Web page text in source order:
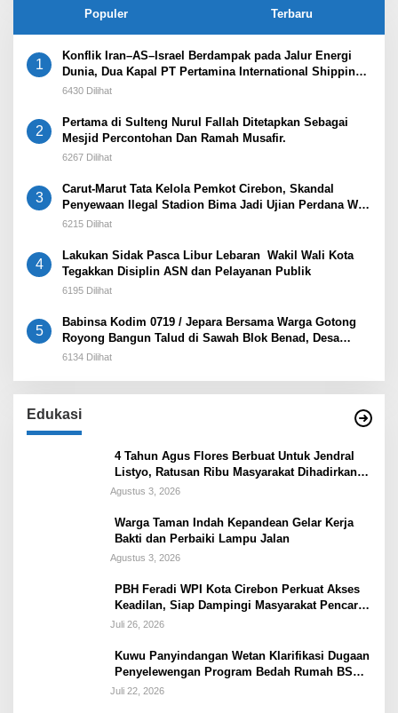
Populer Terbaru
1
Konflik Iran–AS–Israel Berdampak pada Jalur Energi
Dunia, Dua Kapal PT Pertamina International Shipping
Tertahan di Selat Hormuz
6430 Dilihat
2
Pertama di Sulteng Nurul Fallah Ditetapkan Sebagai
Mesjid Percontohan Dan Ramah Musafir.
6267 Dilihat
3
Carut-Marut Tata Kelola Pemkot Cirebon, Skandal
Penyewaan Ilegal Stadion Bima Jadi Ujian Perdana Wali
Kota Effendi Edo
6215 Dilihat
4
Lakukan Sidak Pasca Libur Lebaran Wakil Wali Kota
Tegakkan Disiplin ASN dan Pelayanan Publik
6195 Dilihat
5
Babinsa Kodim 0719 / Jepara Bersama Warga Gotong
Royong Bangun Talud di Sawah Blok Benad, Desa
Sidigede
6134 Dilihat
Edukasi
4 Tahun Agus Flores Berbuat Untuk Jendral
Listyo, Ratusan Ribu Masyarakat Dihadirkan
Dilapangan
Agustus 3, 2026
Warga Taman Indah Kepandean Gelar Kerja
Bakti dan Perbaiki Lampu Jalan
Agustus 3, 2026
PBH Feradi WPI Kota Cirebon Perkuat Akses
Keadilan, Siap Dampingi Masyarakat Pencari
Keadilan
Juli 26, 2026
Kuwu Panyindangan Wetan Klarifikasi Dugaan
Penyelewengan Program Bedah Rumah BSPS
Tegaskan Penyaluran Sesuai Prosedur
Juli 22, 2026